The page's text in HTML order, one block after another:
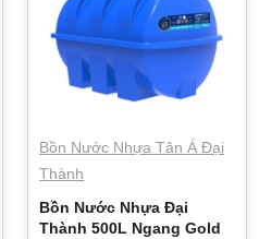
Bồn Nước Nhựa Tân Á Đại
Thành
Bồn Nước Nhựa Đại
Thành 500L Ngang Gold